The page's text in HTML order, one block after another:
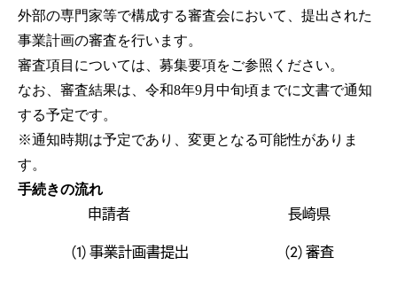
外部の専門家等で構成する審査会において、提出された
事業計画の審査を行います。
審査項目については、募集要項をご参照ください。
なお、審査結果は、令和8年9月中旬頃までに文書で通知
する予定です。
※通知時期は予定であり、変更となる可能性がありま
す。
手続きの流れ
申請者 長崎県
(1) 事業計画書提出 (2) 審査